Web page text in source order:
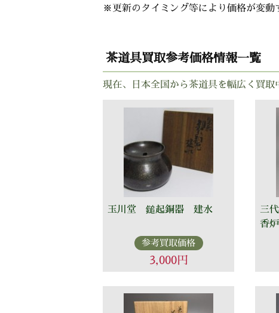
※更新のタイミング等により価格が変動
茶道具買取参考価格情報一覧
現在、日本全国から茶道具を幅広く買取
玉川堂 鎚起銅器 建水
参考買取価格
3,000円
三
香炉